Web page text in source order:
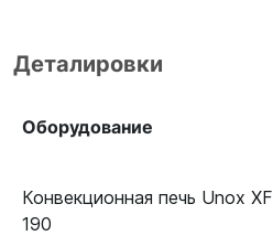
Деталировки
Оборудование
Конвекционная печь Unox XF
190